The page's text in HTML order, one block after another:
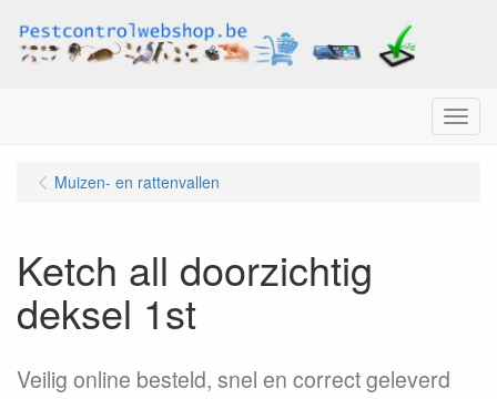
Menu
Muizen- en rattenvallen
Ketch all doorzichtig
deksel 1st
Veilig online besteld, snel en correct geleverd